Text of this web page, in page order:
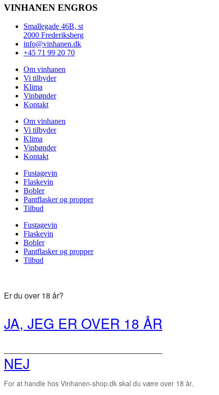
VINHANEN ENGROS
Smallegade 46B, st
2000 Frederiksberg
info@vinhanen.dk
+45 71 99 20 70
Om vinhanen
Vi tilbyder
Klima
Vinbønder
Kontakt
Om vinhanen
Vi tilbyder
Klima
Vinbønder
Kontakt
Fustagevin
Flaskevin
Bobler
Pantflasker og propper
Tilbud
Fustagevin
Flaskevin
Bobler
Pantflasker og propper
Tilbud
Er du over 18 år?
JA, JEG ER OVER 18 ÅR
NEJ
For at handle hos Vinhanen-shop.dk skal du være over 18 år.